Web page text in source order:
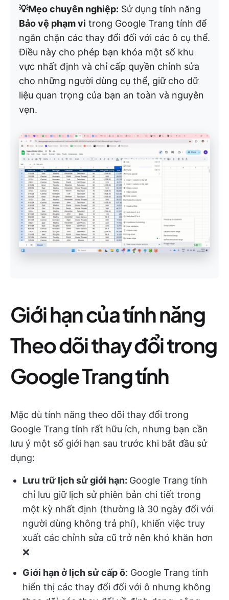
💡Mẹo chuyên nghiệp: Sử dụng tính năng
Bảo vệ phạm vi trong Google Trang tính để
ngăn chặn các thay đổi đối với các ô cụ thể.
Điều này cho phép bạn khóa một số khu
vực nhất định và chỉ cấp quyền chỉnh sửa
cho những người dùng cụ thể, giữ cho dữ
liệu quan trọng của bạn an toàn và nguyên
vẹn.
Giới hạn của tính năng
Theo dõi thay đổi trong
Google Trang tính
Mặc dù tính năng theo dõi thay đổi trong
Google Trang tính rất hữu ích, nhưng bạn cần
lưu ý một số giới hạn sau trước khi bắt đầu sử
dụng:
Lưu trữ lịch sử giới hạn: Google Trang tính
chỉ lưu giữ lịch sử phiên bản chi tiết trong
một kỳ nhất định (thường là 30 ngày đối với
người dùng không trả phí), khiến việc truy
xuất các chỉnh sửa cũ trở nên khó khăn hơn
❌
Giới hạn ở lịch sử cấp ô: Google Trang tính
hiển thị các thay đổi đối với ô nhưng không